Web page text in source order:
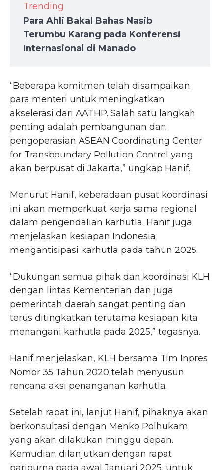
Trending
Para Ahli Bakal Bahas Nasib
Terumbu Karang pada Konferensi
Internasional di Manado
“Beberapa komitmen telah disampaikan
para menteri untuk meningkatkan
akselerasi dari AATHP. Salah satu langkah
penting adalah pembangunan dan
pengoperasian ASEAN Coordinating Center
for Transboundary Pollution Control yang
akan berpusat di Jakarta,” ungkap Hanif.
Menurut Hanif, keberadaan pusat koordinasi
ini akan memperkuat kerja sama regional
dalam pengendalian karhutla. Hanif juga
menjelaskan kesiapan Indonesia
mengantisipasi karhutla pada tahun 2025.
“Dukungan semua pihak dan koordinasi KLH
dengan lintas Kementerian dan juga
pemerintah daerah sangat penting dan
terus ditingkatkan terutama kesiapan kita
menangani karhutla pada 2025,” tegasnya.
Hanif menjelaskan, KLH bersama Tim Inpres
Nomor 35 Tahun 2020 telah menyusun
rencana aksi penanganan karhutla.
Setelah rapat ini, lanjut Hanif, pihaknya akan
berkonsultasi dengan Menko Polhukam
yang akan dilakukan minggu depan.
Kemudian dilanjutkan dengan rapat
paripurna pada awal Januari 2025, untuk